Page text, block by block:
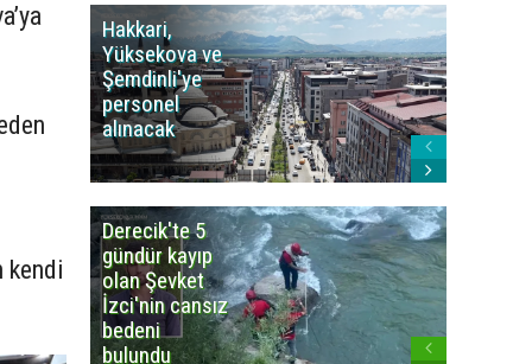
kendi
Hakkari,
Yüksekova ve
Şemdinli'ye
personel
alınacak
Derecik'te 5
gündür kayıp
olan Şevket
İzci'nin cansız
bedeni
bulundu